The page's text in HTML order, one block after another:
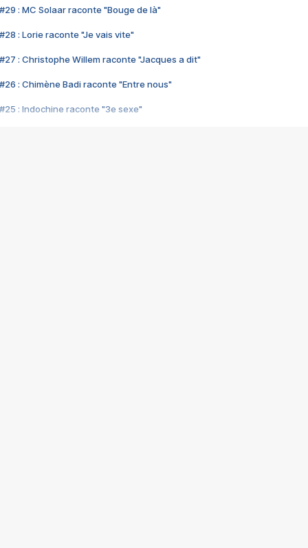
#29 : MC Solaar raconte "Bouge de là"
#28 : Lorie raconte "Je vais vite"
#27 : Christophe Willem raconte "Jacques a dit"
#26 : Chimène Badi raconte "Entre nous"
#25 : Indochine raconte "3e sexe"